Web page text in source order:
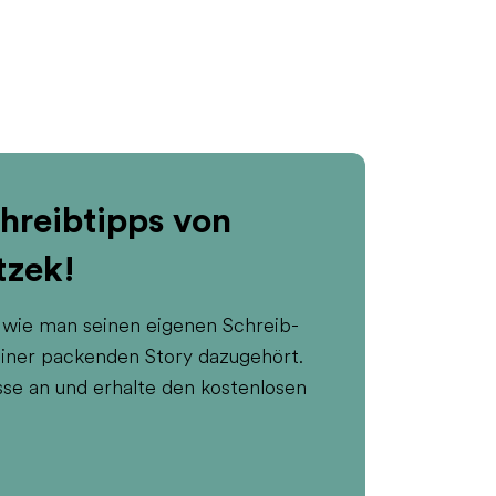
von
man seinen eigenen Schreib-
packenden Story dazugehört.
an und erhalte den kostenlosen